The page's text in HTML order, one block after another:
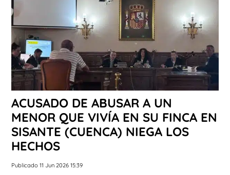
ACUSADO DE ABUSAR A UN
MENOR QUE VIVÍA EN SU FINCA EN
SISANTE (CUENCA) NIEGA LOS
HECHOS
Publicado 11 Jun 2026 15:39